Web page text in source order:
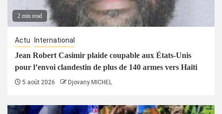
2 min read
Actu International
Jean Robert Casimir plaide coupable aux États-Unis
pour l’envoi clandestin de plus de 140 armes vers Haïti
5 août 2026 Djovany MICHEL